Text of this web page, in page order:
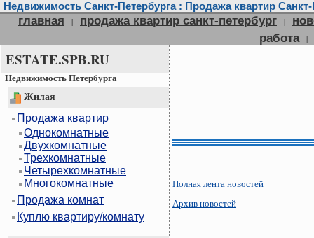
Недвижимость Санкт-Петербурга : Продажа квартир
главная | продажа квартир санкт-петербург |
работа
|
ESTATE.SPB.RU
Недвижимость Петербурга
Жилая
Продажа квартир
Однокомнатные
Двухкомнатные
Трехкомнатные
Четырехкомнатные
Многокомнатные
Продажа комнат
Куплю квартиру/комнату
Полная лента новостей
Архив новостей